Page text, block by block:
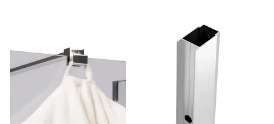
Reversibile
Sì - (85 x 80 cm)
Regolabile
Larghezza Da - A